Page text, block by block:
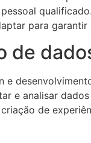
para
de
e analisar
de